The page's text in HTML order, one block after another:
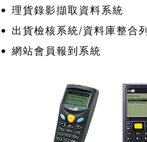
理貨錄影擷取資料系統
出貨檢核系統/資料庫整合
​網站會員報到系統